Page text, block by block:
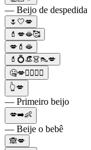
— Beijo de despedida
🌷🤍💋
💄💋🫦🥰
💋💄🫦
💄💍👒👗👠💋
🤐💋👩‍❤️‍💋‍👨
👆💋
— Primeiro beijo
💋➡️👶
— Beije o bebê
🙈💋